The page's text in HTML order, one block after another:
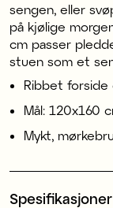
sengen, eller
på kjølige
cm passer
stuen som et
Ribbet forside
Mål: 120x160
Mykt,
Spesifikasjoner